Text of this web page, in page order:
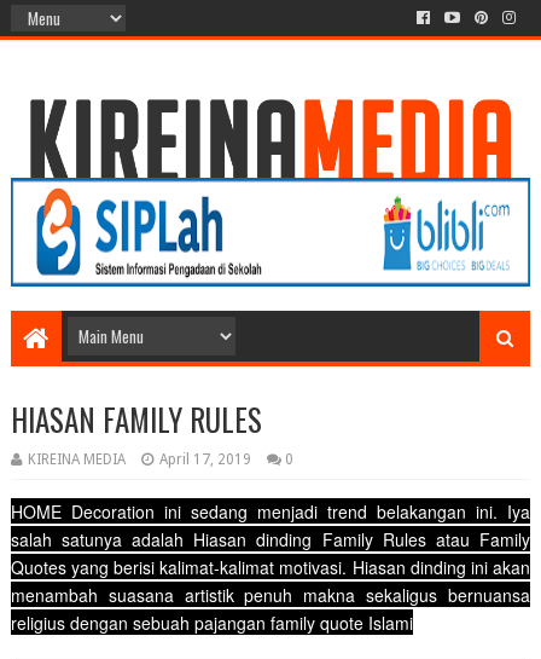
HIASAN FAMILY RULES
KIREINA MEDIA April 17, 2019 0
HOME Decoration ini sedang menjadi trend belakangan ini. Iya
salah satunya adalah Hiasan dinding Family Rules atau Family
Quotes yang berisi kalimat-kalimat motivasi. Hiasan dinding ini akan
menambah suasana artistik penuh makna sekaligus bernuansa
religius dengan sebuah pajangan family quote Islami